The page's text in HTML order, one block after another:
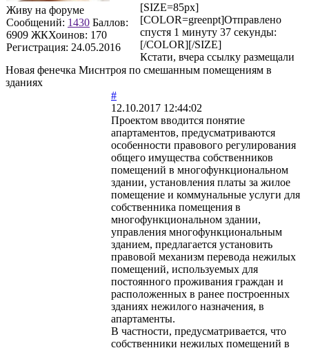
Живу на форуме
Сообщений: 1430 Баллов:
6909 ЖКХоинов: 170
Регистрация: 24.05.2016
[SIZE=85px]
[COLOR=greenpt]Отправлено
спустя 1 минуту 37 секунды:
[/COLOR][/SIZE]
Кстати, вчера ссылку размещали
Новая фенечка Миснтроя по смешанным помещениям в
зданиях
#
12.10.2017 12:44:02
Проектом вводится понятие
апартаментов, предусматриваются
особенности правового регулирования
общего имущества собственников
помещений в многофункциональном
здании, установления платы за жилое
помещение и коммунальные услуги для
собственника помещения в
многофункциональном здании,
управления многофункциональным
зданием, предлагается установить
правовой механизм перевода нежилых
помещений, используемых для
постоянного проживания граждан и
расположенных в ранее построенных
зданиях нежилого назначения, в
апартаменты.
В частности, предусматривается, что
собственники нежилых помещений в